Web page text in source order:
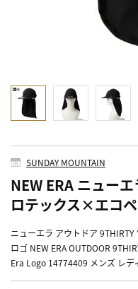
SUNDAY MOUNTAIN
NEW ERA ニュー
ロテックス×エコ
ニューエラ アウトドア
ロゴ NEW ERA OUTDOOR
Era Logo 14774409 メンズ レデ